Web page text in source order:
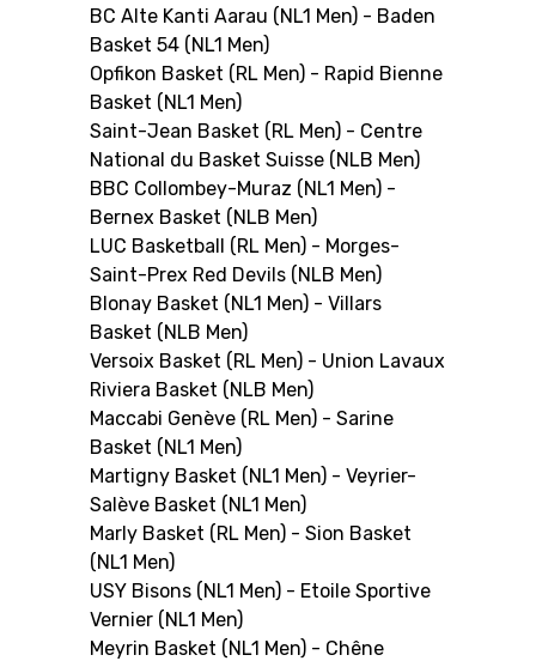
BC Alte Kanti Aarau (NL1 Men) - Baden
Basket 54 (NL1 Men)
Opfikon Basket (RL Men) - Rapid Bienne
Basket (NL1 Men)
Saint-Jean Basket (RL Men) - Centre
National du Basket Suisse (NLB Men)
BBC Collombey-Muraz (NL1 Men) -
Bernex Basket (NLB Men)
LUC Basketball (RL Men) - Morges-
Saint-Prex Red Devils (NLB Men)
Blonay Basket (NL1 Men) - Villars
Basket (NLB Men)
Versoix Basket (RL Men) - Union Lavaux
Riviera Basket (NLB Men)
Maccabi Genève (RL Men) - Sarine
Basket (NL1 Men)
Martigny Basket (NL1 Men) - Veyrier-
Salève Basket (NL1 Men)
Marly Basket (RL Men) - Sion Basket
(NL1 Men)
USY Bisons (NL1 Men) - Etoile Sportive
Vernier (NL1 Men)
Meyrin Basket (NL1 Men) - Chêne